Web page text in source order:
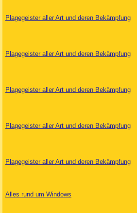
Plagegeister aller Art und deren Bekämpfung
Plagegeister aller Art und deren Bekämpfung
Plagegeister aller Art und deren Bekämpfung
Plagegeister aller Art und deren Bekämpfung
Plagegeister aller Art und deren Bekämpfung
Alles rund um Windows